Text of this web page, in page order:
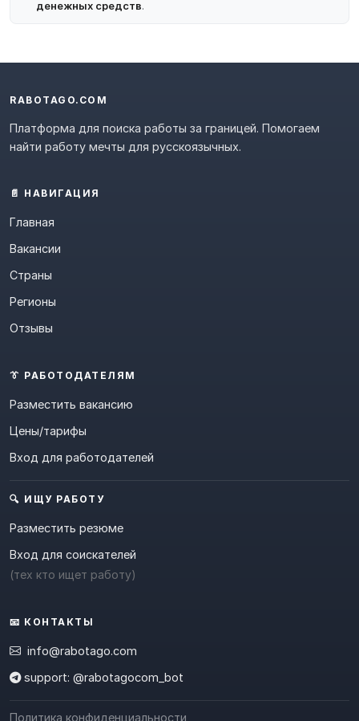
денежных средств.
RABOTAGO.COM
Платформа для поиска работы за границей. Помогаем
найти работу мечты для русскоязычных.
📄 НАВИГАЦИЯ
Главная
Вакансии
Страны
Регионы
Отзывы
👔 РАБОТОДАТЕЛЯМ
Разместить вакансию
Цены/тарифы
Вход для работодателей
🔍 ИЩУ РАБОТУ
Разместить резюме
Вход для соискателей
(тех кто ищет работу)
📧 КОНТАКТЫ
info@rabotago.com
support: @rabotagocom_bot
Политика конфиденциальности